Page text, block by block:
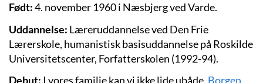
Født:4. november 1960 i Næsbjerg ved Varde.
Uddannelse: Læreruddannelse ved Den Frie
Lærerskole, humanistisk basisuddannelse på Roskilde
Universitetscenter, Forfatterskolen (1992-94).
Debut: I vores familie kan vi ikke lide ubåde. Borgen,